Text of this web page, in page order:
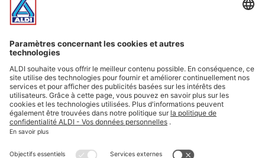
Infos essentielles
Suivez ALDI Belgique
Textes marqués d'un astérisque et mentions légales